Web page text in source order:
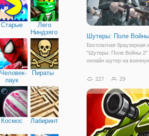
Старые
Лего
Ниндзяго
Человек-
паук
Пираты
Космос Лабиринты
Шутеры: Поле
Бесплатная браузерная
"Шутеры: Поле Войны 2"
онлайн шутер на
за военного, который
старается выжить. Вы
в пустынной
227 29